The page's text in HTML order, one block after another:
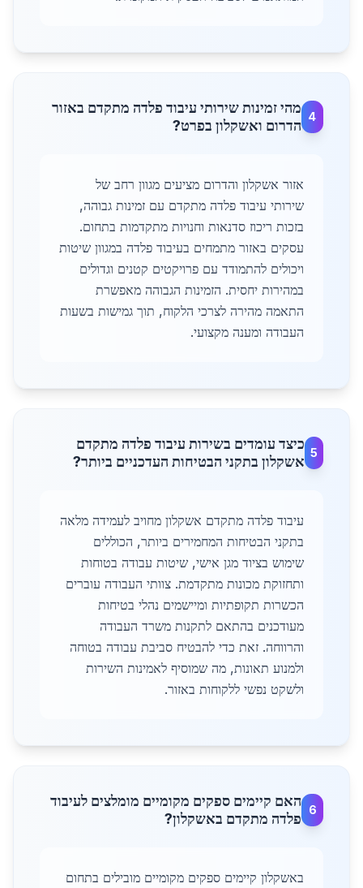
4
מהי זמינות שירותי עיבוד פלדה מתקדם באזור
הדרום ואשקלון בפרט?
אזור אשקלון והדרום מציעים מגוון רחב של
שירותי עיבוד פלדה מתקדם עם זמינות גבוהה,
בזכות ריכוז סדנאות וחנויות מתקדמות בתחום.
עסקים באזור מתמחים בעיבוד פלדה במגוון שיטות
ויכולים להתמודד עם פרויקטים קטנים וגדולים
במהירות יחסית. הזמינות הגבוהה מאפשרת
התאמה מהירה לצרכי הלקוח, תוך גמישות בשעות
העבודה ומענה מקצועי.
5
כיצד עומדים בשירות עיבוד פלדה מתקדם
אשקלון בתקני הבטיחות העדכניים ביותר?
עיבוד פלדה מתקדם אשקלון מחויב לעמידה מלאה
בתקני הבטיחות המחמירים ביותר, הכוללים
שימוש בציוד מגן אישי, שיטות עבודה בטוחות
ותחזוקת מכונות מתקדמת. צוותי העבודה עוברים
הכשרות תקופתיות ומיישמים נהלי בטיחות
מעודכנים בהתאם לתקנות משרד העבודה
והרווחה. זאת כדי להבטיח סביבת עבודה בטוחה
ולמנוע תאונות, מה שמוסיף לאמינות השירות
ולשקט נפשי ללקוחות באזור.
6
האם קיימים ספקים מקומיים מומלצים לעיבוד
פלדה מתקדם באשקלון?
באשקלון קיימים ספקים מקומיים מובילים בתחום